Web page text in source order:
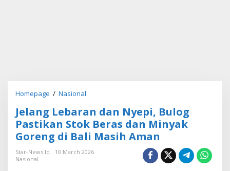
Homepage / Nasional
l
a
n
g
L
Jelang Lebaran dan Nyepi, Bulog
Pastikan Stok Beras dan Minyak
Goreng di Bali Masih Aman
Star-News.id
10 March 2026
Nasional